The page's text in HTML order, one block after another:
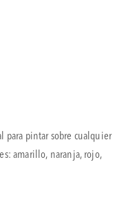
para pintar sobre cualquier
amarillo, naranja, rojo,